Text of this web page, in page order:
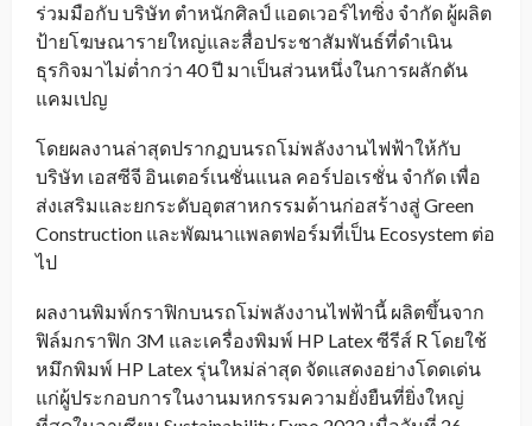
ร่วมมือกับ บริษัท ตำหนักศิลป์ แอดเวอร์ไทซิ่ง จำกัด ผู้ผลิต
ป้ายโฆษณารายใหญ่และสื่อประชาสัมพันธ์ที่ดำเนิน
ธุรกิจมาไม่ต่ำกว่า 40 ปี มาเป็นส่วนหนึ่งในการผลักดัน
แคมเปญ
โดยผลงานล่าสุดปรากฏบนรถโม่พลังงานไฟฟ้าให้กับ
บริษัท เอสซีจี อินเตอร์เนชั่นแนล คอร์ปอเรชั่น จำกัด เพื่อ
ส่งเสริมและยกระดับอุตสาหกรรมด้านก่อสร้างสู่ Green
Construction และพัฒนาแพลตฟอร์มที่เป็น Ecosystem ต่อ
ไป
ผลงานพิมพ์กราฟิกบนรถโม่พลังงานไฟฟ้านี้ ผลิตขึ้นจาก
ฟิล์มกราฟิก 3M และเครื่องพิมพ์ HP Latex ซีรีส์ R โดยใช้
หมึกพิมพ์ HP Latex รุ่นใหม่ล่าสุด จัดแสดงอย่างโดดเด่น
แก่ผู้ประกอบการในงานมหกรรมความยั่งยืนที่ยิ่งใหญ่